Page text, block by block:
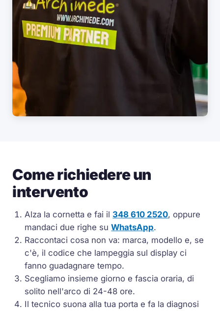
Come richiedere un
intervento
Alza la cornetta e fai il 348 610 2520, oppure
mandaci due righe suWhatsApp.
Raccontaci cosa non va: marca, modello e, se
c'è, il codice che lampeggia sul display ci
fanno guadagnare tempo.
Scegliamo insieme giorno e fascia oraria, di
solito nell'arco di 24-48 ore.
Il tecnico suona alla tua porta e fa la diagnosi